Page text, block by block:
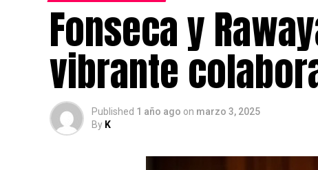
Fonseca y
vibrante
Published 1 año ago on marzo 3, 2025
By K